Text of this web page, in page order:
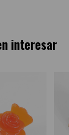
interesar